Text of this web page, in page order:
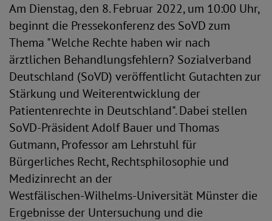
Am Dienstag, den 8. Februar 2022, um 10:00 Uhr,
beginnt die Pressekonferenz des SoVD zum
Thema "Welche Rechte haben wir nach
ärztlichen Behandlungsfehlern? Sozialverband
Deutschland (SoVD) veröffentlicht Gutachten zur
Stärkung und Weiterentwicklung der
Patientenrechte in Deutschland". Dabei stellen
SoVD-Präsident Adolf Bauer und Thomas
Gutmann, Professor am Lehrstuhl für
Bürgerliches Recht, Rechtsphilosophie und
Medizinrecht an der
Westfälischen-Wilhelms-Universität Münster die
Ergebnisse der Untersuchung und die